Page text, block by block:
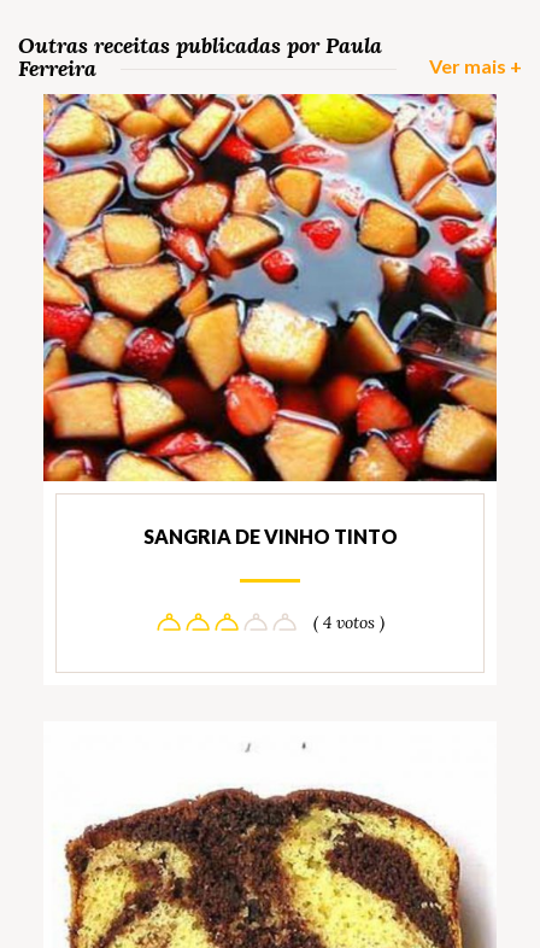
Outras receitas publicadas por Paula
Ferreira
Ver mais +
SANGRIA DE VINHO TINTO
( 4 votos )